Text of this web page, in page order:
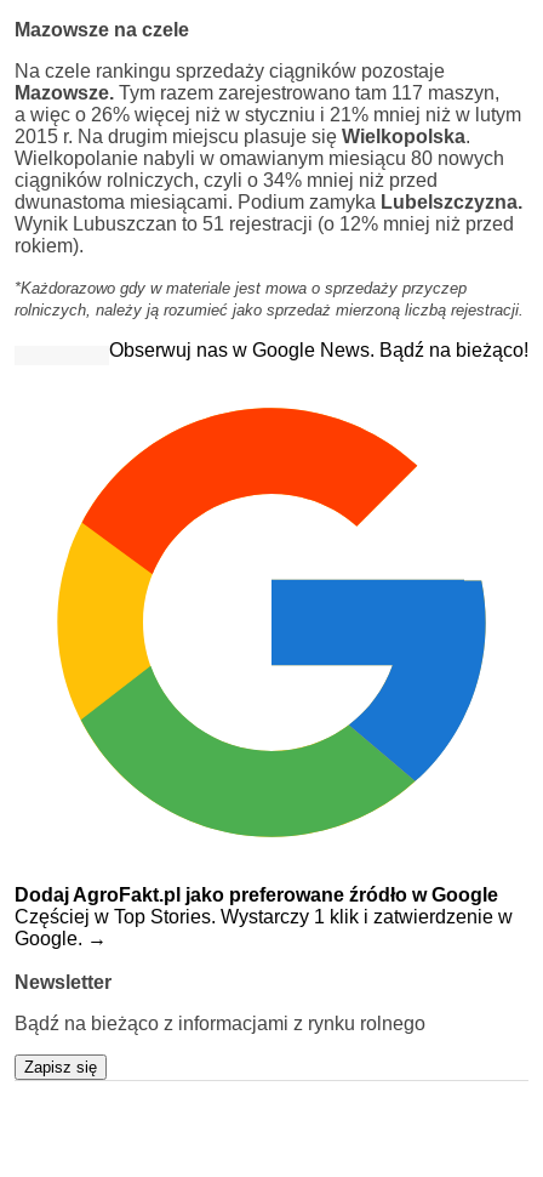
Mazowsze na czele
Na czele rankingu sprzedaży ciągników pozostaje
Mazowsze. Tym razem zarejestrowano tam 117 maszyn,
a więc o 26% więcej niż w styczniu i 21% mniej niż w lutym
2015 r. Na drugim miejscu plasuje się Wielkopolska.
Wielkopolanie nabyli w omawianym miesiącu 80 nowych
ciągników rolniczych, czyli o 34% mniej niż przed
dwunastoma miesiącami. Podium zamyka Lubelszczyzna.
Wynik Lubuszczan to 51 rejestracji (o 12% mniej niż przed
rokiem).
*Każdorazowo gdy w materiale jest mowa o sprzedaży przyczep
rolniczych, należy ją rozumieć jako sprzedaż mierzoną liczbą rejestracji.
Obserwuj nas w Google News. Bądź na bieżąco!
Dodaj AgroFakt.pl jako preferowane źródło w Google
Częściej w Top Stories. Wystarczy 1 klik i zatwierdzenie w
Google. →
Newsletter
Bądź na bieżąco z informacjami z rynku rolnego
Zapisz się